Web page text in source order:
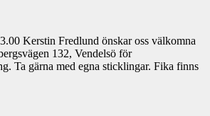
Kerstin Fredlund önskar oss välkomna
132, Vendelsö för
Ta gärna med egna sticklingar. Fika finns